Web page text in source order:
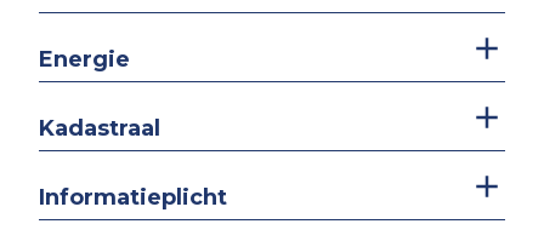
Energie
Kadastraal
Informatieplicht